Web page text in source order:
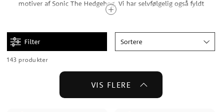
motiver af Sonic The Hedgehog. Vi har selvfølgelig også fyldt
temaet med matchende balloner, guirlander, serpentiner og andre
Hvem er Sonic the Hedgehog?
Sonic The Hedgehog er måske bedst kendt fra det japanske
videospil af samme navn, skabt af SEGA. I spillet kommer vi til at
følge med Sonic, et antropomorfisk blåt pindsvin, der kæmper
Filter Sortere
143 produkter
VIS FLERE